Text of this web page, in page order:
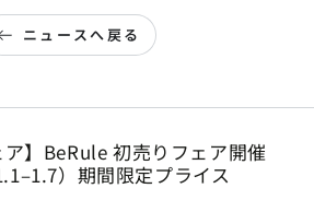
ニュースへ戻る
ア】BeRule 初売りフェア開催
）期間限定プライス